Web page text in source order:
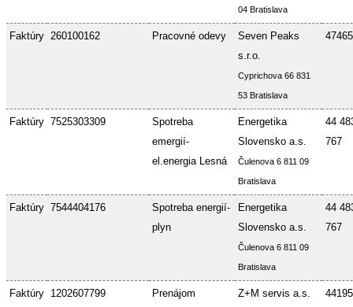
04 Bratislava
Faktúry 260100162 Pracovné odevy
Seven Peaks
s.r.o.
Cyprichova 66 831
53 Bratislava
Faktúry 7525303309
Spotreba
emergií-
el.energia Lesná
Energetika
Slovensko a.s.
Čulenova 6 811 09
Bratislava
44
767
Faktúry 7544404176
Spotreba energií-
plyn
Energetika
Slovensko a.s.
Čulenova 6 811 09
Bratislava
44
767
Faktúry 1202607799
Prenájom
Z+M servis a.s.